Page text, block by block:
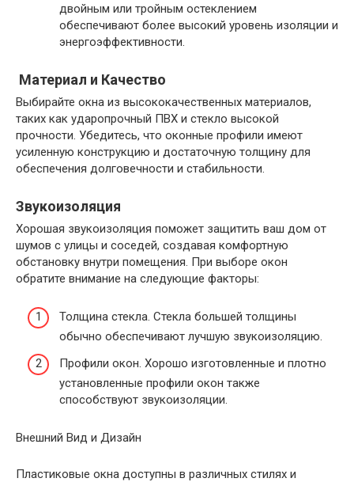
двойным или тройным остеклением
обеспечивают более высокий уровень изоляции и
энергоэффективности.
Материал и Качество
Выбирайте окна из высококачественных материалов,
таких как ударопрочный ПВХ и стекло высокой
прочности. Убедитесь, что оконные профили имеют
усиленную конструкцию и достаточную толщину для
обеспечения долговечности и стабильности.
Звукоизоляция
Хорошая звукоизоляция поможет защитить ваш дом от
шумов с улицы и соседей, создавая комфортную
обстановку внутри помещения. При выборе окон
обратите внимание на следующие факторы:
Толщина стекла. Стекла большей толщины
обычно обеспечивают лучшую звукоизоляцию.
Профили окон. Хорошо изготовленные и плотно
установленные профили окон также
способствуют звукоизоляции.
Внешний Вид и Дизайн
Пластиковые окна доступны в различных стилях и